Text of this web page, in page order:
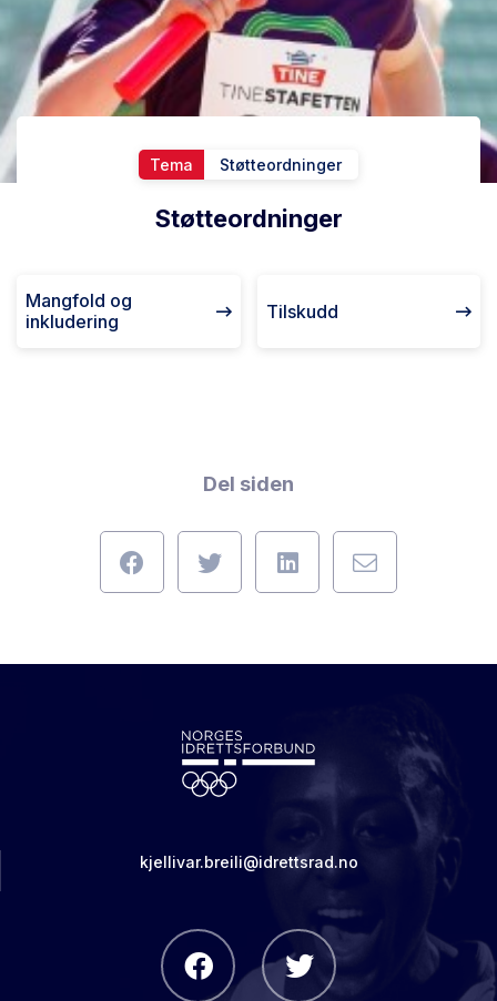
Tema Støtteordninger
Støtteordninger
Mangfold og
inkludering
Tilskudd
Del siden
kjellivar.breili@idrettsrad.no